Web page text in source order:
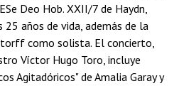
Deo Hob. XXII/7 de Haydn,
años de vida, además de la
como solista. El concierto,
Víctor Hugo Toro, incluye
Agitadóricos" de Amalia Garay y